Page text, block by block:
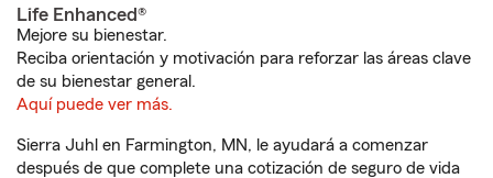
Life Enhanced®
Mejore su bienestar.
Reciba orientación y motivación para reforzar las áreas clave
de su bienestar general.
Aquí puede ver más.
Sierra Juhl en Farmington, MN, le ayudará a comenzar
después de que complete una cotización de seguro de vida